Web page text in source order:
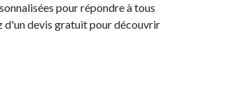
pour répondre à tous
d'un devis gratuit pour découvrir